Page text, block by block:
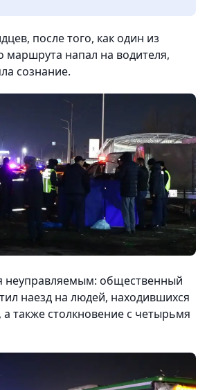
после того, как один из
маршрута напал на водителя,
сознание.
неуправляемым: общественный
наезд на людей, находившихся
а также столкновение с четырьмя